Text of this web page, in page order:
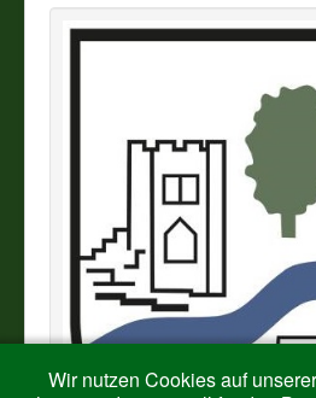
Wir nutzen Cookies auf